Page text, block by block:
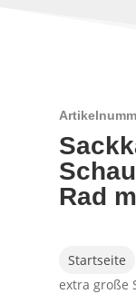
Rad
Startseite
extra große